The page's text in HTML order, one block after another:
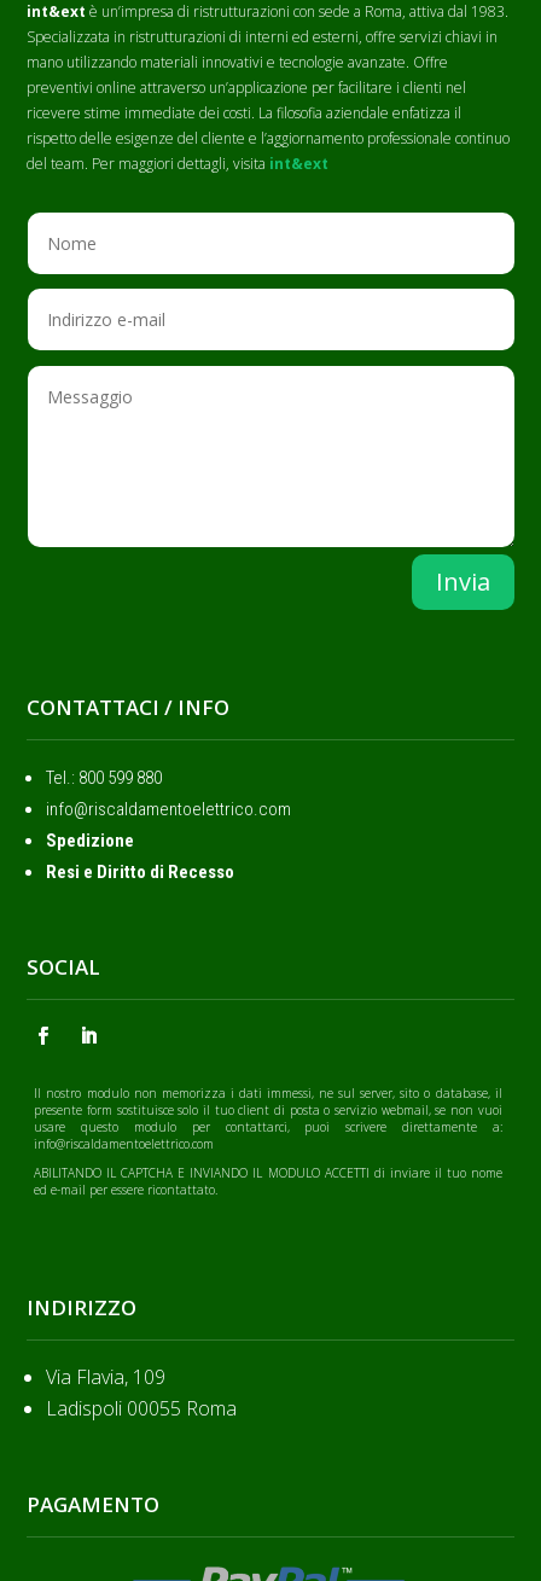
int&ext è un’impresa di ristrutturazioni con sede a Roma, attiva dal 1983.
Specializzata in ristrutturazioni di interni ed esterni, offre servizi chiavi in
mano utilizzando materiali innovativi e tecnologie avanzate. Offre
preventivi online attraverso un’applicazione per facilitare i clienti nel
ricevere stime immediate dei costi. La filosofia aziendale enfatizza il
rispetto delle esigenze del cliente e l’aggiornamento professionale continuo
del team. Per maggiori dettagli, visita int&ext
Invia
CONTATTACI / INFO
Tel.: ‭800 599 880
info@riscaldamentoelettrico.com
Spedizione
Resi e Diritto di Recesso
SOCIAL
Il nostro modulo non memorizza i dati immessi, ne sul server, sito o database, il
presente form sostituisce solo il tuo client di posta o servizio webmail, se non vuoi
usare questo modulo per contattarci, puoi scrivere direttamente a:
info@riscaldamentoelettrico.com
ABILITANDO IL CAPTCHA E INVIANDO IL MODULO ACCETTI di inviare il tuo nome
ed e-mail per essere ricontattato.
INDIRIZZO
Via Flavia, 109
Ladispoli 00055 Roma
PAGAMENTO